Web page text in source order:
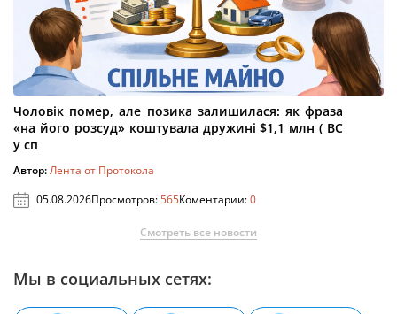
Чоловік помер, але позика залишилася: як фраза
«на його розсуд» коштувала дружині $1,1 млн ( ВС
у сп
Автор:Лента от Протокола
05.08.2026Просмотров:565Коментарии:0
Смотреть все новости
Мы в социальных сетях: